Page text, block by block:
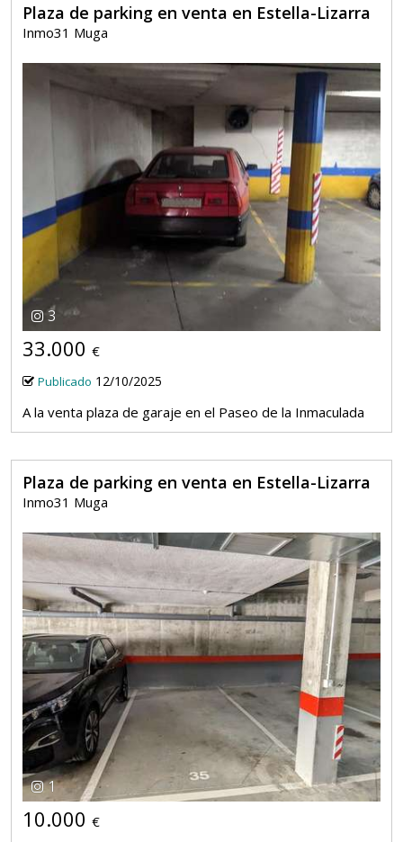
Plaza de parking en venta en Estella-Lizarra
Inmo31 Muga
3
33.000 €
Publicado 12/10/2025
A la venta plaza de garaje en el Paseo de la Inmaculada
Plaza de parking en venta en Estella-Lizarra
Inmo31 Muga
1
10.000 €